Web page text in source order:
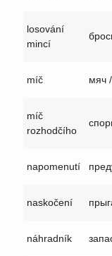
losování
mincí
míč мяч
míč
rozhodčího
napomenutí
naskočení
náhradník